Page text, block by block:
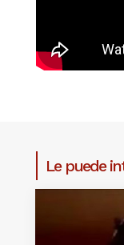
Le puede